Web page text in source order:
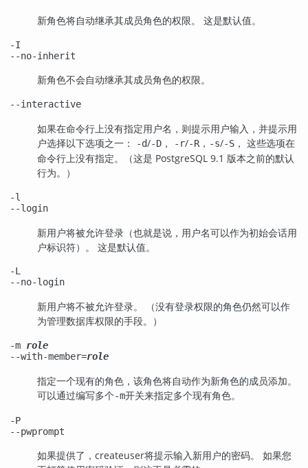
新角色将自动继承其成员角色的权限。 这是默认值。
-I
--no-inherit
新角色不会自动继承其成员角色的权限。
--interactive
如果在命令行上没有指定用户名，则提示用户输入，并提示用
户选择以下选项之一：
-d/-D ， -r/-R， -s/-S ， 这些选项在
命令行上没有指定。（这是 PostgreSQL 9.1 版本之前的默认
行为。）
-l
--login
新用户将被允许登录（也就是说，用户名可以作为初始会话用
户标识符）。 这是默认值。
-L
--no-login
新用户将不被允许登录。 （没有登录权限的角色仍然可以作
为管理数据库权限的手段。）
-m role
--with-member=role
指定一个现有的角色，该角色将自动作为新角色的成员添加。
可以通过编写多个-m开关来指定多个现有角色。
-P
--pwprompt
如果提供了， createuser将提示输入新用户的密码。 如果您